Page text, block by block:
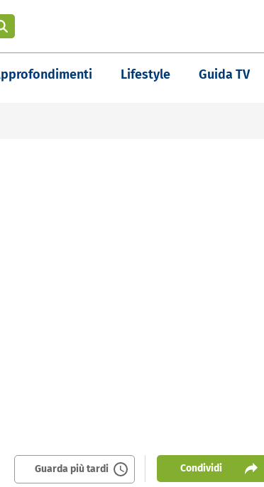
Lifestyle Guida TV
Guarda più tardi Condividi